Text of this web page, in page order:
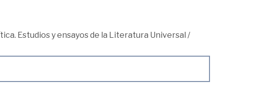
Estudios y ensayos de la Literatura Universal /